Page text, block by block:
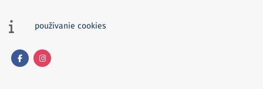
používanie cookies